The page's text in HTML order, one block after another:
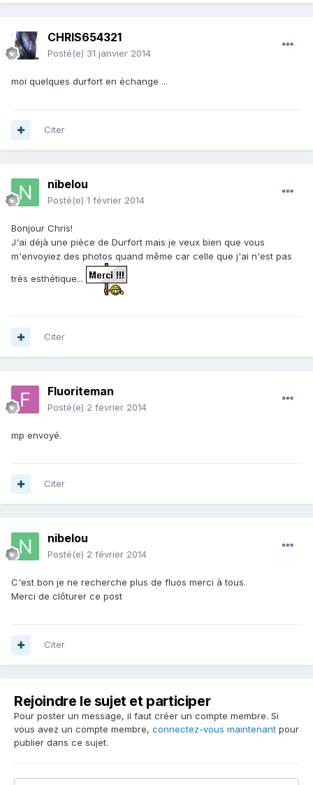
CHRIS654321
Posté(e) 31 janvier 2014
moi quelques durfort en échange ...
Citer
nibelou
Posté(e) 1 février 2014
Bonjour Chris!
J'ai déjà une pièce de Durfort mais je veux bien que vous
m'envoyiez des photos quand même car celle que j'ai n'est pas
très esthétique...
Citer
Fluoriteman
Posté(e) 2 février 2014
mp envoyé.
Citer
nibelou
Posté(e) 2 février 2014
C'est bon je ne recherche plus de fluos merci à tous.
Merci de clôturer ce post
Citer
Rejoindre le sujet et participer
Pour poster un message, il faut créer un compte membre. Si
vous avez un compte membre, connectez-vous maintenant pour
publier dans ce sujet.